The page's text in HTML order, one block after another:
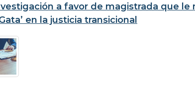
a favor de magistrada que
en la justicia transicional